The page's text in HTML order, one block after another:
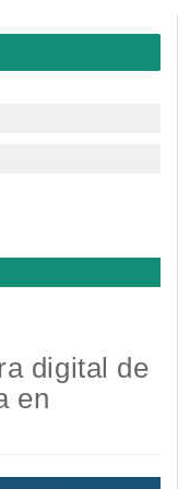
digital de
en